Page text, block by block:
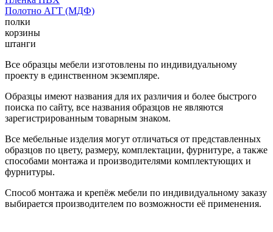
Полотно АГТ (МДФ)
полки
корзины
штанги
Все образцы мебели изготовлены по индивидуальному
проекту в единственном экземпляре.
Образцы имеют названия для их различия и более быстрого
поиска по сайту, все названия образцов не являются
зарегистрированным товарным знаком.
Все мебельные изделия могут отличаться от представленных
образцов по цвету, размеру, комплектации, фурнитуре, а также
способами монтажа и производителями комплектующих и
фурнитуры.
Способ монтажа и крепёж мебели по индивидуальному заказу
выбирается производителем по возможности её применения.